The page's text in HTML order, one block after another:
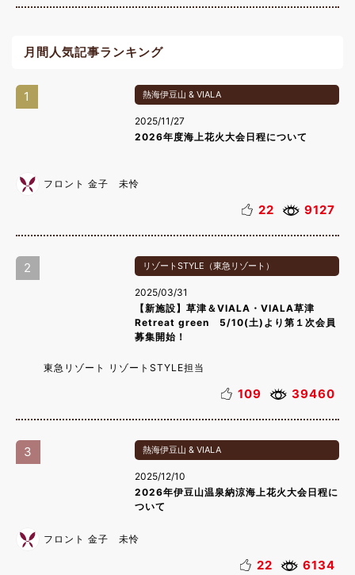
月間人気記事ランキング
1 熱海伊豆山 & VIALA
2025/11/27
2026年度海上花火大会日程について
フロント 金子 未怜
22 9127
2 リゾートSTYLE（東急リゾート）
2025/03/31
【新施設】草津＆VIALA・VIALA草津
Retreat green 5/10(土)より第１次会員
募集開始！
東急リゾート リゾートSTYLE担当
109 39460
3 熱海伊豆山 & VIALA
2025/12/10
2026年伊豆山温泉納涼海上花火大会日程に
ついて
フロント 金子 未怜
22 6134